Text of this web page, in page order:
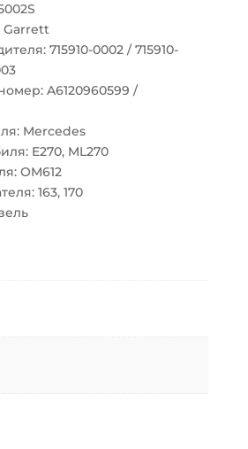
Garrett
715910-0002 / 715910-
A6120960599 /
Mercedes
E270, ML270
OM612
163, 170